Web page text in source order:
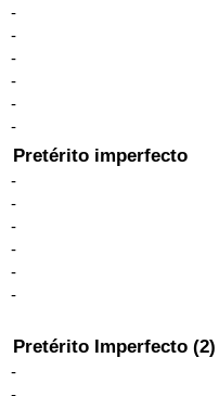
-
-
-
-
-
-
Pretérito imperfecto
-
-
-
-
-
-
Pretérito Imperfecto (2)
-